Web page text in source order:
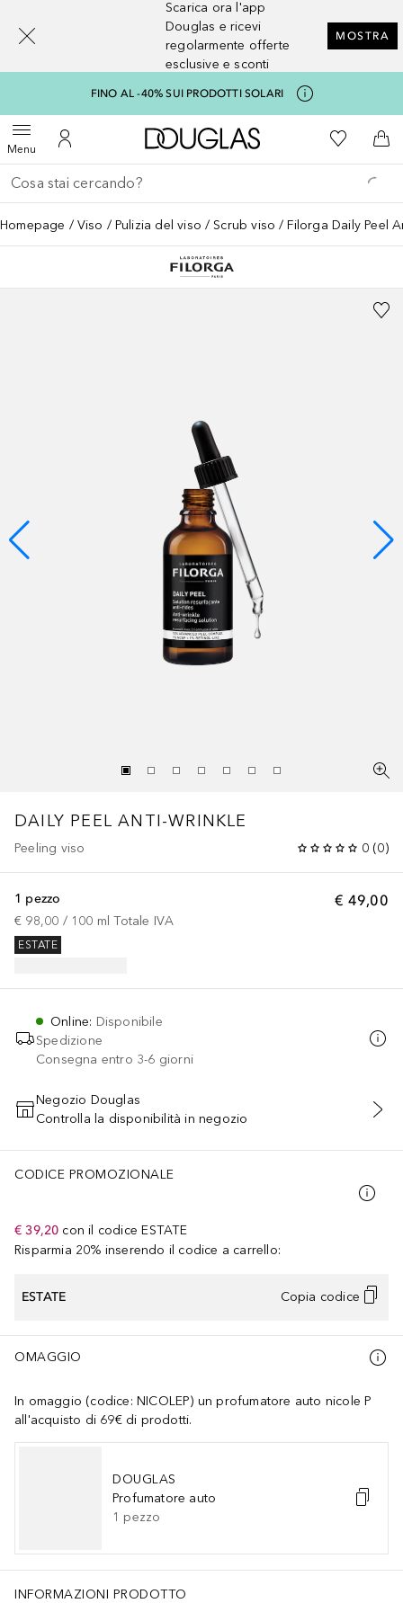
Scarica ora l'app
Douglas e ricevi
regolarmente offerte
esclusive e sconti
MOSTRA
FINO AL -40% SUI PRODOTTI SOLARI
MenuApri menuAl Mio Account
A Douglas HomeAlla Mia
Al
Torna indietro
Esegui ricerca
Homepage Viso Pulizia del viso Scrub viso Filorga Daily Peel
DAILY PEEL ANTI-WRINKLE
Peeling viso 0 (0)
€ 49,00
1 pezzo
€ 98,00 / 100 ml Totale IVA
ESTATE
Online: Disponibile
Spedizione
Consegna entro 3-6 giorni
AGGIUNGI AL CARRELLO
Negozio Douglas
Controlla la disponibilità in negozio
CODICE PROMOZIONALE
€ 39,20 con il codice ESTATE
Risparmia 20% inserendo il codice a carrello:
ESTATE Copia codice
OMAGGIO
In omaggio (codice: NICOLEP) un profumatore auto nicole P
all'acquisto di 69€ di prodotti.
DOUGLAS
Profumatore auto
1 pezzo
INFORMAZIONI PRODOTTO
[navigation.slideout.screenreader]